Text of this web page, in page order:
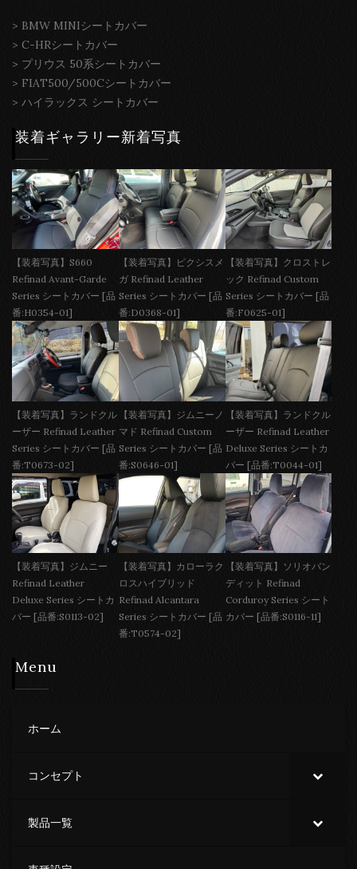
> BMW MINIシートカバー
> C-HRシートカバー
> プリウス 50系シートカバー
> FIAT500/500Cシートカバー
> ハイラックス シートカバー
装着ギャラリー新着写真
【装着写真】S660
Refinad Avant-Garde
Series シートカバー [品
番:H0354-01]
【装着写真】ピクシスメ
ガ Refinad Leather
Series シートカバー [品
番:D0368-01]
【装着写真】クロストレ
ック Refinad Custom
Series シートカバー [品
番:F0625-01]
【装着写真】ランドクル
ーザー Refinad Leather
Series シートカバー [品
番:T0673-02]
【装着写真】ジムニーノ
マド Refinad Custom
Series シートカバー [品
番:S0646-01]
【装着写真】ランドクル
ーザー Refinad Leather
Deluxe Series シートカ
バー [品番:T0044-01]
【装着写真】ジムニー
Refinad Leather
Deluxe Series シートカ
バー [品番:S0113-02]
【装着写真】カローラク
ロスハイブリッド
Refinad Alcantara
Series シートカバー [品
番:T0574-02]
【装着写真】ソリオバン
ディット Refinad
Corduroy Series シート
カバー [品番:S0116-11]
Menu
ホーム
コンセプト
製品一覧